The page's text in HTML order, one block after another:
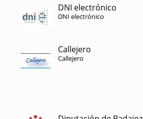
DNI electrónico
DNI electrónico
Callejero
Callejero